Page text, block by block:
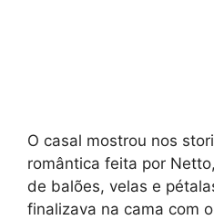
O casal mostrou nos
romântica feita por
de balões, velas e
finalizava na cama com